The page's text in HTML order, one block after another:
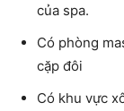
của spa.
Có phòng
cặp đôi
Có khu vực